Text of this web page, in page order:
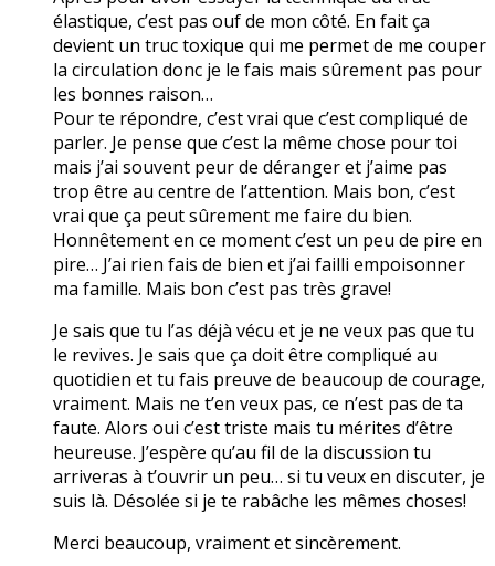
élastique, c’est pas ouf de mon côté. En fait ça
devient un truc toxique qui me permet de me couper
la circulation donc je le fais mais sûrement pas pour
les bonnes raison…
Pour te répondre, c’est vrai que c’est compliqué de
parler. Je pense que c’est la même chose pour toi
mais j’ai souvent peur de déranger et j’aime pas
trop être au centre de l’attention. Mais bon, c’est
vrai que ça peut sûrement me faire du bien.
Honnêtement en ce moment c’est un peu de pire en
pire… J’ai rien fais de bien et j’ai failli empoisonner
ma famille. Mais bon c’est pas très grave!
Je sais que tu l’as déjà vécu et je ne veux pas que tu
le revives. Je sais que ça doit être compliqué au
quotidien et tu fais preuve de beaucoup de courage,
vraiment. Mais ne t’en veux pas, ce n’est pas de ta
faute. Alors oui c’est triste mais tu mérites d’être
heureuse. J’espère qu’au fil de la discussion tu
arriveras à t’ouvrir un peu… si tu veux en discuter, je
suis là. Désolée si je te rabâche les mêmes choses!
Merci beaucoup, vraiment et sincèrement.